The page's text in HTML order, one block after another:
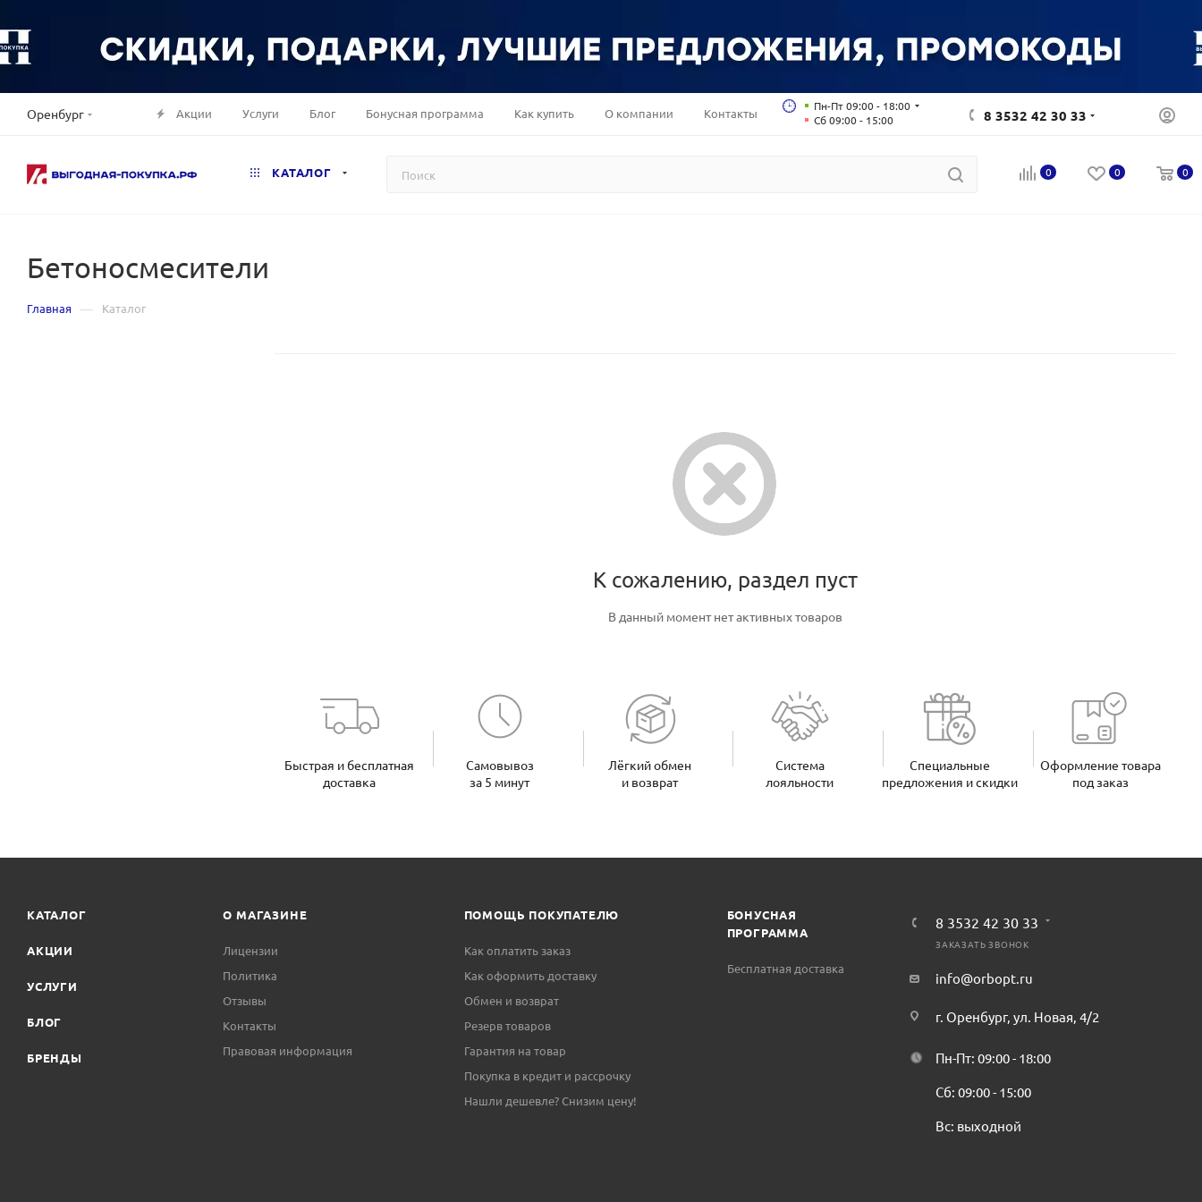
Оренбург Акции Услуги Блог Бонусная программа Как купить О компании Контакты
Пн-Пт 09:00 - 18:00
Сб 09:00 - 15:00
8 3532 42 30 33
КАТАЛОГ 0 0 0
Бетоносмесители
Главная — Каталог
К сожалению, раздел пуст
В данный момент нет активных товаров
Быстрая и бесплатная
доставка
Самовывоз
за 5 минут
Лёгкий обмен
и возврат
Система
лояльности
Специальные
предложения и скидки
Оформление товара
под заказ
КАТАЛОГ
АКЦИИ
УСЛУГИ
БЛОГ
БРЕНДЫ
О МАГАЗИНЕ
Лицензии
Политика
Отзывы
Контакты
Правовая информация
ПОМОЩЬ ПОКУПАТЕЛЮ
Как оплатить заказ
Как оформить доставку
Обмен и возврат
Резерв товаров
Гарантия на товар
Покупка в кредит и рассрочку
Нашли дешевле? Снизим цену!
БОНУСНАЯ
ПРОГРАММА
Бесплатная доставка
8 3532 42 30 33
ЗАКАЗАТЬ ЗВОНОК
info@orbopt.ru
г. Оренбург, ул. Новая, 4/2
Пн-Пт: 09:00 - 18:00
Сб: 09:00 - 15:00
Вс: выходной